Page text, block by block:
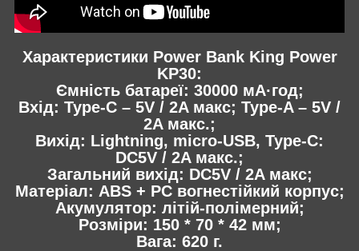
Характеристики Power Bank King Power
KP30:
Ємність батареї: 30000 мА·год;
Вхід: Type-C – 5V / 2A макс; Type-A – 5V /
2A макс.;
Вихід: Lightning, micro-USB, Type-C:
DC5V / 2A макс.;
Загальний вихід: DC5V / 2A макс;
Матеріал: ABS + PC вогнестійкий корпус;
Акумулятор: літій-полімерний;
Розміри: 150 * 70 * 42 мм;
Вага: 620 г.